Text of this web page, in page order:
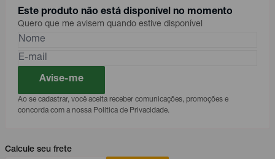
Este produto não está disponível no momento
Quero que me avisem quando estive disponível
Avise-me
Ao se cadastrar, você aceita receber comunicações, promoções e
concorda com a nossa Política de Privacidade.
Calcule seu frete